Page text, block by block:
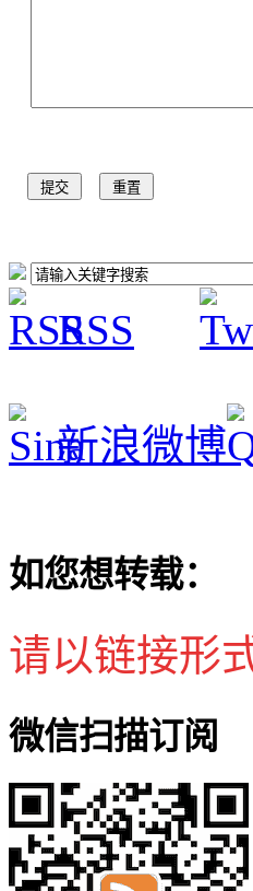
RSS
新浪微博
如您想转载：
请以链接形
微信扫描订阅